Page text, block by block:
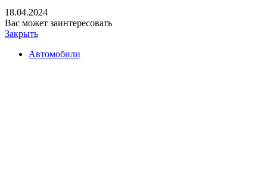
18.04.2024
Вас может заинтересовать
Закрыть
Автомобили